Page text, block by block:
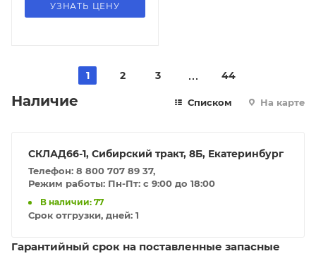
УЗНАТЬ ЦЕНУ
1 2 3 44
Наличие Списком На карте
СКЛАД66-1, Сибирский тракт, 8Б, Екатеринбург
Телефон: 8 800 707 89 37,
Режим работы: Пн-Пт: с 9:00 до 18:00
В наличии: 77
Срок отгрузки, дней: 1
Гарантийный срок на поставленные запасные